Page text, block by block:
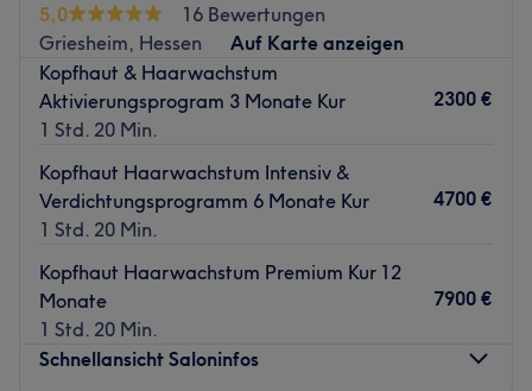
5,0
16 Bewertungen
Griesheim, Hessen
Auf Karte anzeigen
Kopfhaut & Haarwachstum
Aktivierungsprogram 3 Monate Kur
1 Std. 20 Min.
2300 €
Kopfhaut Haarwachstum Intensiv &
Verdichtungsprogramm 6 Monate Kur
1 Std. 20 Min.
4700 €
Kopfhaut Haarwachstum Premium Kur 12
Monate
1 Std. 20 Min.
7900 €
Schnellansicht Saloninfos